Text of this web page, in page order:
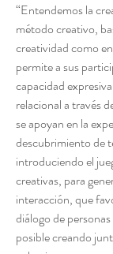
“Entendemos la
método creativo,
creatividad como
permite a sus
capacidad
relacional a través
se apoyan en la
descubrimiento de
introduciendo el
creativas, para
interacción, que
diálogo de
posible creando